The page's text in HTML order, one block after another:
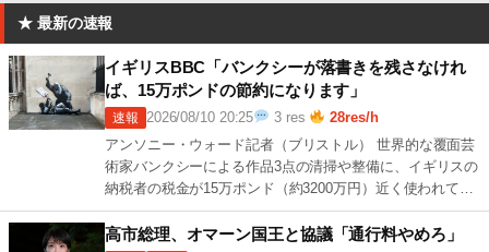
★ 最新の速報
イギリスBBC「バンクシーが落書きを残さなけれ
ば、15万ポンドの節約になります」
速報 2026/08/10 20:25 3 res
28res/h
アンソニー・ウォード記者（ブリストル） 世界的な覆面芸
術家バンクシーによる作品3点の清掃や整備に、イギリスの
納税者の税金が15万ポンド（約3200万円）近く使われてき
たことが、BBCの取材で明らか 続きを読む →
2 […]
高市総理、オマーン国王と協議「通行料やめろ」